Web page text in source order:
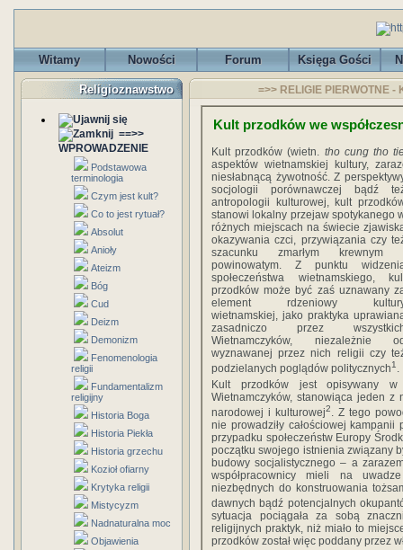
Witamy Nowości Forum Księga Gości
Religioznawstwo
==>>
WPROWADZENIE
Podstawowa
terminologia
Czym jest kult?
Co to jest rytuał?
Absolut
Anioły
Ateizm
Bóg
Cud
Deizm
Demonizm
Fenomenologia
religii
Fundamentalizm
religijny
Historia Boga
Historia Piekła
Historia grzechu
Kozioł ofiarny
Krytyka religii
Mistycyzm
Nadnaturalna moc
Objawienia
=>> RELIGIE PIERWOTNE
Kult przodków we
Kult przodków (wietn. tho cung tho
aspektów wietnamskiej kultury,
niesłabnącą żywotność. Z
socjologii porównawczej bądź
antropologii kulturowej, kult
stanowi lokalny przejaw spotykanego
różnych miejscach na świecie
okazywania czci, przywiązania czy
szacunku zmarłym krewnym
powinowatym. Z punktu
społeczeństwa wietnamskiego,
przodków może być zaś uznawany
element rdzeniowy
wietnamskiej, jako praktyka
zasadniczo przez
Wietnamczyków, niezależnie
wyznawanej przez nich religii czy
podzielanych poglądów politycznych1 .
Kult przodków jest opisywany w
Wietnamczyków, stanowiąca jeden z
narodowej i kulturowej2. Z tego
nie prowadziły całościowej
przypadku społeczeństw Europy
początku swojego istnienia związany
budowy socjalistycznego – a
współpracownicy mieli na
niezbędnych do konstruowania
dawnych bądź potencjalnych
sytuacja pociągała za sobą
religijnych praktyk, niż miało to
przodków został więc poddany przez